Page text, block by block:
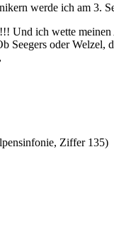
werde ich am 3.
ich wette meinen
oder Welzel,
Ziffer 135)